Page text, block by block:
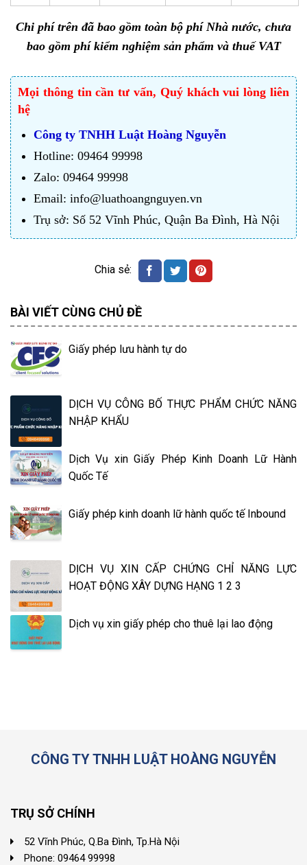
Chi phí trên đã bao gồm toàn bộ phí Nhà nước, chưa
bao gồm phí kiểm nghiệm sản phẩm và thuế VAT
Mọi thông tin cần tư vấn, Quý khách vui lòng liên
hệ
Công ty TNHH Luật Hoàng Nguyễn
Hotline: 09464 99998
Zalo: 09464 99998
Email: info@luathoangnguyen.vn
Trụ sở: Số 52 Vĩnh Phúc, Quận Ba Đình, Hà Nội
BÀI VIẾT CÙNG CHỦ ĐỀ
Giấy phép lưu hành tự do
DỊCH VỤ CÔNG BỐ THỰC PHẨM CHỨC NĂNG
NHẬP KHẨU
Dịch Vụ xin Giấy Phép Kinh Doanh Lữ Hành
Quốc Tế
Giấy phép kinh doanh lữ hành quốc tế Inbound
DỊCH VỤ XIN CẤP CHỨNG CHỈ NĂNG LỰC
HOẠT ĐỘNG XÂY DỰNG HẠNG 1 2 3
Dịch vụ xin giấy phép cho thuê lại lao động
CÔNG TY TNHH LUẬT HOÀNG NGUYỄN
TRỤ SỞ CHÍNH
52 Vĩnh Phúc, Q.Ba Đình, Tp.Hà Nội
Phone: 09464 99998